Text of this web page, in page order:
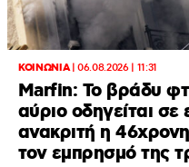
ΚΟΙΝΩΝΙΑ|06.08.2026 | 11:31
Marfin: Το βράδυ
αύριο οδηγείται σε
ανακριτή η
τον εμπρησμό της